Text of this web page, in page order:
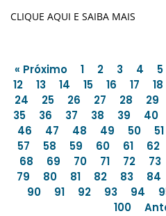
CLIQUE AQUI E SAIBA MAIS
« Próximo 1 2 3 4 5
12
13 14 15 16 17 18
24
25 26 27 28 29
35
36 37 38 39 40
46
47 48 49 50 51
57
58 59 60 61 62
68
69 70 71 72 73
79
80 81 82 83 84
90
91 92 93 94
100